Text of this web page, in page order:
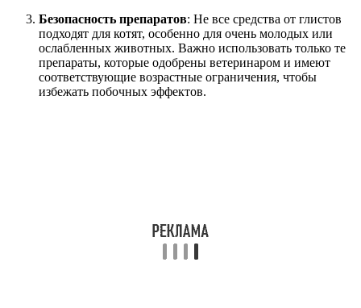
Безопасность препаратов: Не все средства от глистов
подходят для котят, особенно для очень молодых или
ослабленных животных. Важно использовать только те
препараты, которые одобрены ветеринаром и имеют
соответствующие возрастные ограничения, чтобы
избежать побочных эффектов.